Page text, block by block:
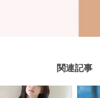
関連記事